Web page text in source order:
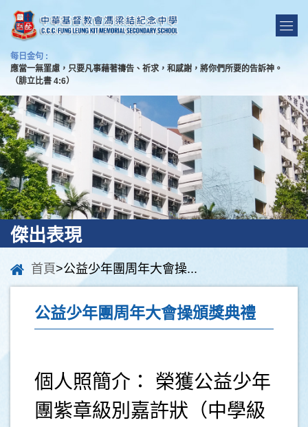
每日金句 :
應當一無罣慮，只要凡事藉著禱告、祈求，和感謝，將你們所要的告訴神。
（腓立比書 4:6）
傑出表現
首頁>公益少年團周年大會操...
公益少年團周年大會操頒獎典禮
個人照簡介： 榮獲公益少年
團紫章級別嘉許狀（中學級